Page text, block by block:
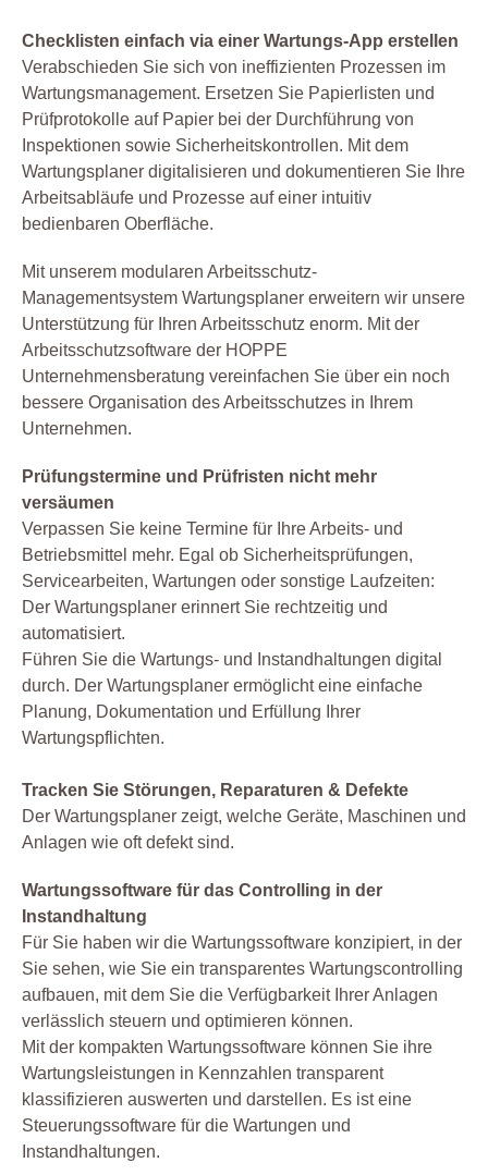
Etiketten
Facility Management
Fuhrpark
Gebäudemanagement
Gefahrstoff
Gefährdungsbeurteilung
Instandhaltung
Leiterprüfung
Organisation
Produktion
Prüfen
Prüfplaner
Prüfung
Prüfung Arbeitsmittel
Prüfung Fuhrpark
Reparatur
Service
Software
Unterweisung
Wartung
Zertifizierung
Checklisten einfach via einer Wartungs-App erstellen
Verabschieden Sie sich von ineffizienten Prozessen im
Wartungsmanagement. Ersetzen Sie Papierlisten und
Prüfprotokolle auf Papier bei der Durchführung von
Inspektionen sowie Sicherheitskontrollen. Mit dem
Wartungsplaner digitalisieren und dokumentieren Sie Ihre
Arbeitsabläufe und Prozesse auf einer intuitiv
bedienbaren Oberfläche.
Mit unserem modularen Arbeitsschutz-
Managementsystem Wartungsplaner erweitern wir unsere
Unterstützung für Ihren Arbeitsschutz enorm. Mit der
Arbeitsschutzsoftware der HOPPE
Unternehmensberatung vereinfachen Sie über ein noch
bessere Organisation des Arbeitsschutzes in Ihrem
Unternehmen.
Prüfungstermine und Prüfristen nicht mehr
versäumen
Verpassen Sie keine Termine für Ihre Arbeits- und
Betriebsmittel mehr. Egal ob Sicherheitsprüfungen,
Servicearbeiten, Wartungen oder sonstige Laufzeiten:
Der Wartungsplaner erinnert Sie rechtzeitig und
automatisiert.
Führen Sie die Wartungs- und Instandhaltungen digital
durch. Der Wartungsplaner ermöglicht eine einfache
Planung, Dokumentation und Erfüllung Ihrer
Wartungspflichten.
Tracken Sie Störungen, Reparaturen & Defekte
Der Wartungsplaner zeigt, welche Geräte, Maschinen und
Anlagen wie oft defekt sind.
Wartungssoftware für das Controlling in der
Instandhaltung
Für Sie haben wir die Wartungssoftware konzipiert, in der
Sie sehen, wie Sie ein transparentes Wartungscontrolling
aufbauen, mit dem Sie die Verfügbarkeit Ihrer Anlagen
verlässlich steuern und optimieren können.
Mit der kompakten Wartungssoftware können Sie ihre
Wartungsleistungen in Kennzahlen transparent
klassifizieren auswerten und darstellen. Es ist eine
Steuerungssoftware für die Wartungen und
Instandhaltungen.